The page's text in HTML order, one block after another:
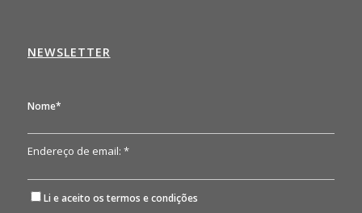
NEWSLETTER
Nome*
Endereço de email: *
Li e aceito os termos e condições